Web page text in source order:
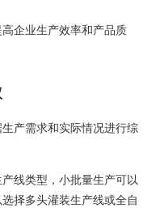
企业生产效率和产品质
产需求和实际情况进行综
线类型，小批量生产可以
择多头灌装生产线或全自